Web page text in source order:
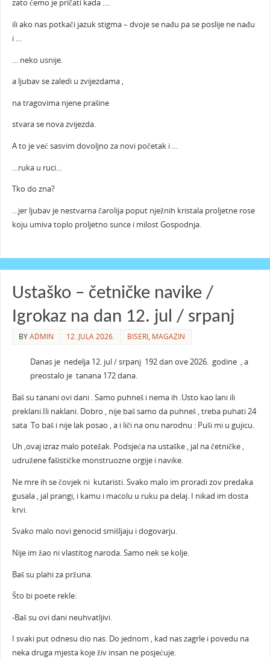
zato ćemo je pričati kada ….
ili ako nas potkači jazuk stigma – dvoje se nađu pa se poslije ne nađu
i …
… neko usnije.
a ljubav se zaledi u zvijezdama ,
na tragovima njene prašine
stvara se nova zvijezda.
A to je već sasvim dovoljno za novi početak i …
…ruka u ruci…
Tko do zna?
…jer ljubav je nestvarna čarolija poput nježnih kristala proljetne rose
koju umiva toplo proljetno sunce i milost Gospodnja.
Ustaško – četničke navike /
Igrokaz na dan 12. jul / srpanj
BYADMIN 12. JULA 2026. BISERI, MAGAZIN
Danas je nedelja 12. jul / srpanj 192 dan ove 2026. godine , a
preostalo je tanana 172 dana.
Baš su tanani ovi dani . Samo puhneš i nema ih .Usto kao lani ili
preklani.Ili naklani. Dobro , nije baš samo da puhneš , treba puhati 24
sata To baš i nije lak posao , a i liči na onu narodnu : Puši mi u gujicu.
Uh ,ovaj izraz malo potežak. Podsjeća na ustaške , jal na četničke ,
udružene fašističke monstruozne orgije i navike.
Ne mre ih se čovjek ni kutaristi. Svako malo im proradi zov predaka
gusala , jal prangi, i kamu i macolu u ruku pa delaj. I nikad im dosta
krvi.
Svako malo novi genocid smišljaju i dogovarju.
Nije im žao ni vlastitog naroda. Samo nek se kolje.
Baš su plahi za pržuna.
Što bi poete rekle:
-Baš su ovi dani neuhvatljivi.
I svaki put odnesu dio nas. Do jednom , kad nas zagrle i povedu na
neka druga mjesta koje živ insan ne posjećuje.